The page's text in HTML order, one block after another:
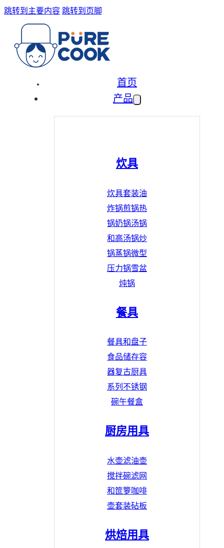
跳转到主要内容 跳转到页脚
首页
产品
炊具
炊具套装油
炸锅煎锅热
锅奶锅汤锅
和高汤锅炒
锅蒸锅微型
压力锅雪盆
炖锅
餐具
餐具和盘子
食品储存容
器复古厨具
系列 不锈钢
碗午餐盒
厨房用具
水壶滤油壶
搅拌碗滤网
和笸箩咖啡
壶套装砧板
烘焙用具